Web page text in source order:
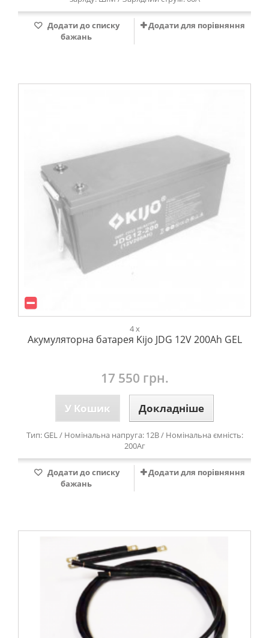
Додати до списку
бажань
Додати для порівняння
4 x
Акумуляторна батарея Kijo JDG 12V 200Ah GEL
17 550 грн.
У Кошик Докладніше
Тип: GEL / Номінальна напруга: 12В / Номінальна ємність:
200Аг
Додати до списку
бажань
Додати для порівняння